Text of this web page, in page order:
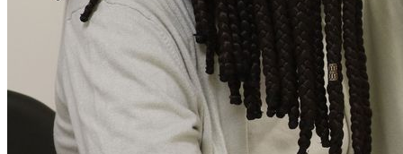
Tênis (ATP)
MLB
NHL
Atletismo